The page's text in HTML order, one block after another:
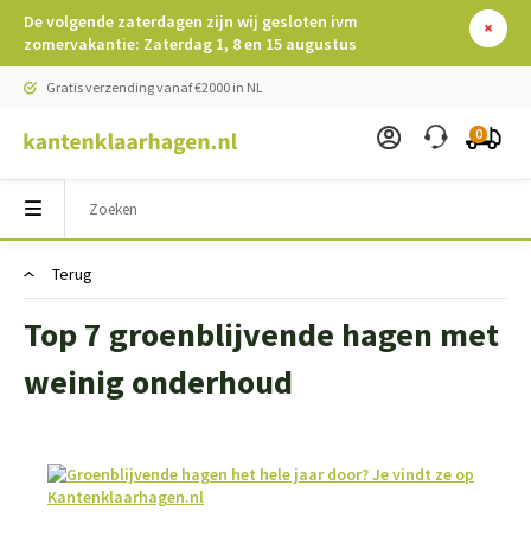
De volgende zaterdagen zijn wij gesloten ivm
zomervakantie: Zaterdag 1, 8 en 15 augustus
Gratis verzending vanaf €2000 in NL
0
Terug
Top 7 groenblijvende hagen met
weinig onderhoud